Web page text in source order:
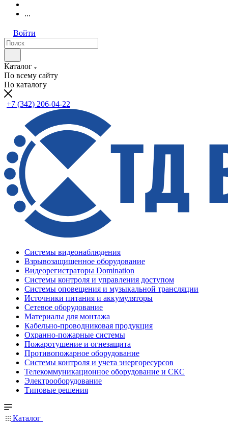
...
Войти
Каталог
По всему сайту
По каталогу
+7 (342) 206-04-22
Системы видеонаблюдения
Взрывозащищенное оборудование
Видеорегистраторы Domination
Системы контроля и управления доступом
Системы оповещения и музыкальной трансляции
Источники питания и аккумуляторы
Сетевое оборудование
Материалы для монтажа
Кабельно-проводниковая продукция
Охранно-пожарные системы
Пожаротушение и огнезащита
Противопожарное оборудование
Системы контроля и учета энергоресурсов
Телекоммуникационное оборудование и СКС
Электрооборудование
Типовые решения
Каталог